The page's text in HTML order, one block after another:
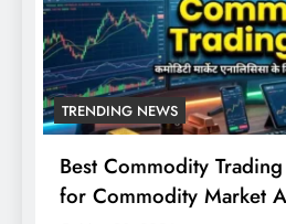
TRENDING NEWS
Nifty, Sensex
संकेत, RBI नीति और